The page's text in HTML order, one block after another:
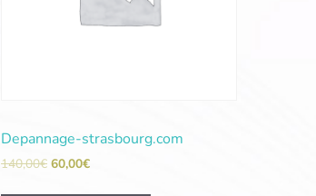
Depannage-strasbourg.com
140,00€ 60,00€